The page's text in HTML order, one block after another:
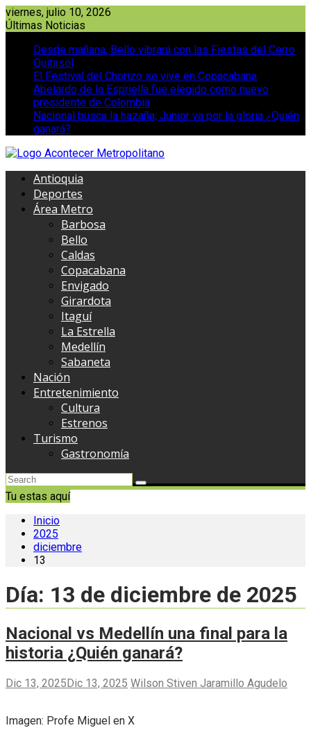
Saltar
al
viernes, julio 10, 2026
Últimas Noticias
Desde mañana, Bello vibrará con las Fiestas del Cerro
Quitasol
El Festival del Chorizo se vive en Copacabana
Abelardo de la Espriella fue elegido como nuevo
presidente de Colombia
Nacional busca la hazaña, Junior va por la gloria ¿Quién
ganará?
Antioquia
Deportes
Área Metro
Barbosa
Bello
Caldas
Copacabana
Envigado
Girardota
Itaguí
La Estrella
Medellín
Sabaneta
Nación
Entretenimiento
Cultura
Estrenos
Turismo
Gastronomía
Tu estas aquí
Inicio
2025
diciembre
13
Día: 13 de diciembre de 2025
Nacional vs Medellín una final para la
historia ¿Quién ganará?
Dic 13, 2025Dic 13, 2025 Wilson Stiven Jaramillo Agudelo
Imagen: Profe Miguel en X